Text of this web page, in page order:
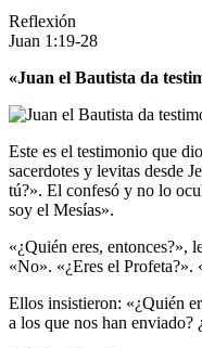
Reflexión
Juan 1:19-28
«Juan el Bautista da
Este es el testimonio que
sacerdotes y levitas desde
tú?». El confesó y no lo
soy el Mesías».
«¿Quién eres, entonces?»,
«No». «¿Eres el Profeta?».
Ellos insistieron: «¿Quién
a los que nos han enviado?